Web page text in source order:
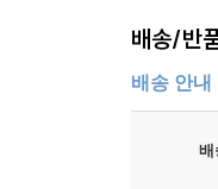
배송/반
배송 안내
배